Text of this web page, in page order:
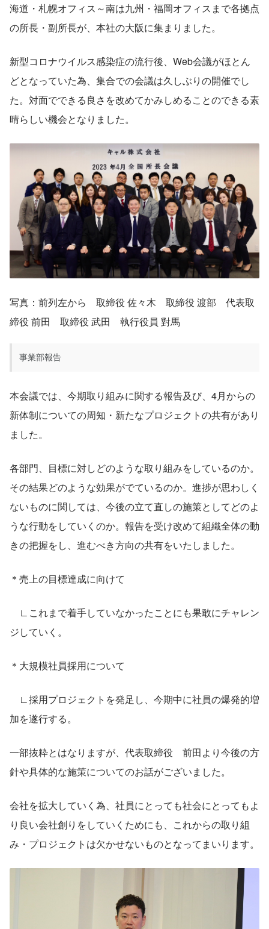
海道・札幌オフィス～南は九州・福岡オフィスまで各拠点
の所長・副所長が、本社の大阪に集まりました。
新型コロナウイルス感染症の流行後、Web会議がほとん
どとなっていた為、集合での会議は久しぶりの開催でし
た。対面でできる良さを改めてかみしめることのできる素
晴らしい機会となりました。
写真：前列左から　取締役 佐々木　取締役 渡部　代表取
締役 前田　取締役 武田　執行役員 對馬
事業部報告
本会議では、今期取り組みに関する報告及び、4月からの
新体制についての周知・新たなプロジェクトの共有があり
ました。
各部門、目標に対しどのような取り組みをしているのか。
その結果どのような効果がでているのか。進捗が思わしく
ないものに関しては、今後の立て直しの施策としてどのよ
うな行動をしていくのか。報告を受け改めて組織全体の動
きの把握をし、進むべき方向の共有をいたしました。
＊売上の目標達成に向けて
∟これまで着手していなかったことにも果敢にチャレン
ジしていく。
＊大規模社員採用について
∟採用プロジェクトを発足し、今期中に社員の爆発的増
加を遂行する。
一部抜粋とはなりますが、代表取締役　前田より今後の方
針や具体的な施策についてのお話がございました。
会社を拡大していく為、社員にとっても社会にとってもよ
り良い会社創りをしていくためにも、これからの取り組
み・プロジェクトは欠かせないものとなってまいります。